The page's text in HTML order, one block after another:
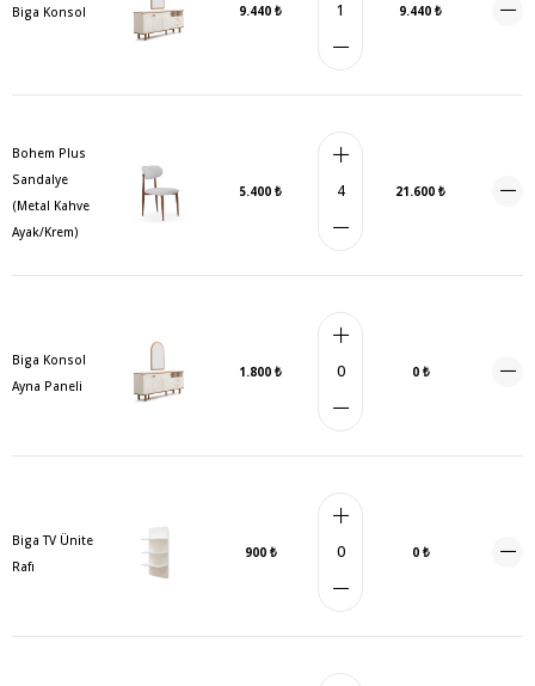
Biga Konsol 9.440 ₺ 9.440 ₺
Bohem Plus
Sandalye
(Metal Kahve
Ayak/Krem)
5.400 ₺ 21.600 ₺
Biga Konsol
Ayna Paneli
1.800 ₺ 0 ₺
Biga TV Ünite
Rafı
900 ₺ 0 ₺